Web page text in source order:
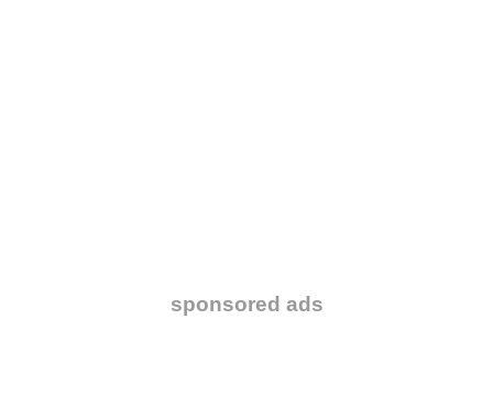
sponsored ads